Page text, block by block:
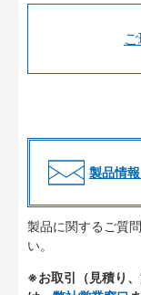
製品情
製品に関するご質
い。
※お取引（見積り